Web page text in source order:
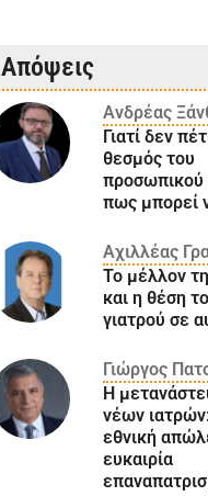
Απόψεις
Ανδρέας
Γιατί δεν
θεσμός του
προσωπικού
πως μπορεί
Αχιλλέας
Το μέλλον
και η θέση
γιατρού σε
Γιώργος
Η
νέων
εθνική
ευκαιρία